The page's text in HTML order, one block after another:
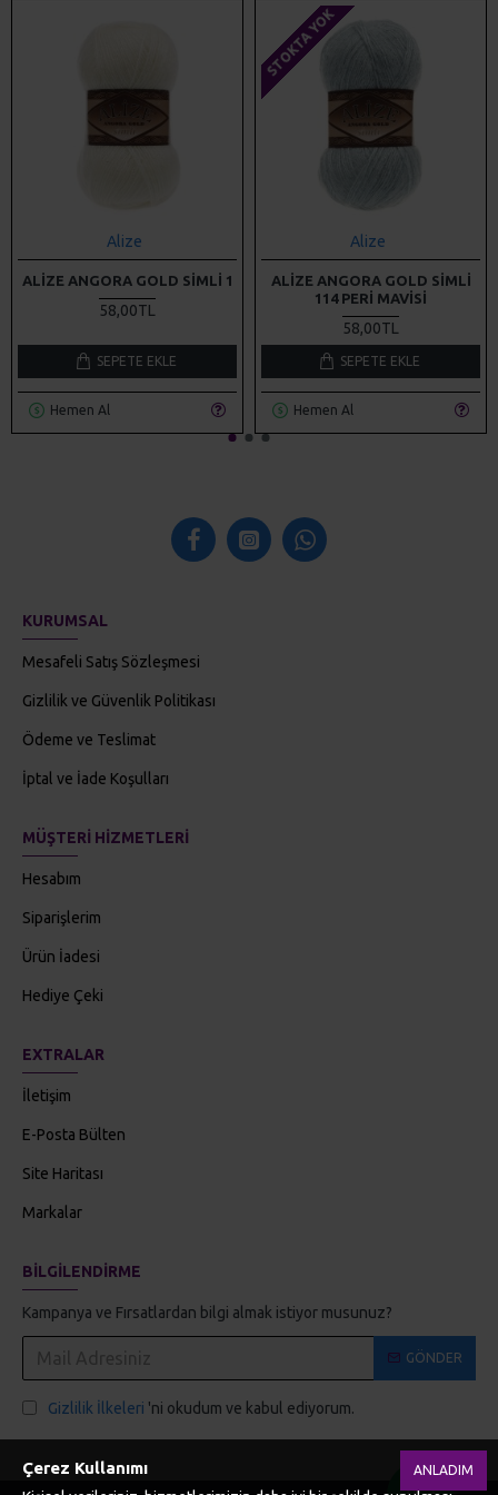
Alize
ALIZE ANGORA GOLD SIMLI 1
58,00TL
SEPETE EKLE
Hemen Al
STOKTA YOK
Alize
ALIZE ANGORA GOLD SIMLI
114 PERI MAVISI
58,00TL
SEPETE EKLE
Hemen Al
KURUMSAL
Mesafeli Satış Sözleşmesi
Gizlilik ve Güvenlik Politikası
Ödeme ve Teslimat
İptal ve İade Koşulları
MÜŞTERI HIZMETLERI
Hesabım
Siparişlerim
Ürün İadesi
Hediye Çeki
EXTRALAR
İletişim
E-Posta Bülten
Site Haritası
Markalar
BILGILENDIRME
Kampanya ve Fırsatlardan bilgi almak istiyor musunuz?
GÖNDER
Gizlilik İlkeleri 'ni okudum ve kabul ediyorum.
ANLADIM
Çerez Kullanımı